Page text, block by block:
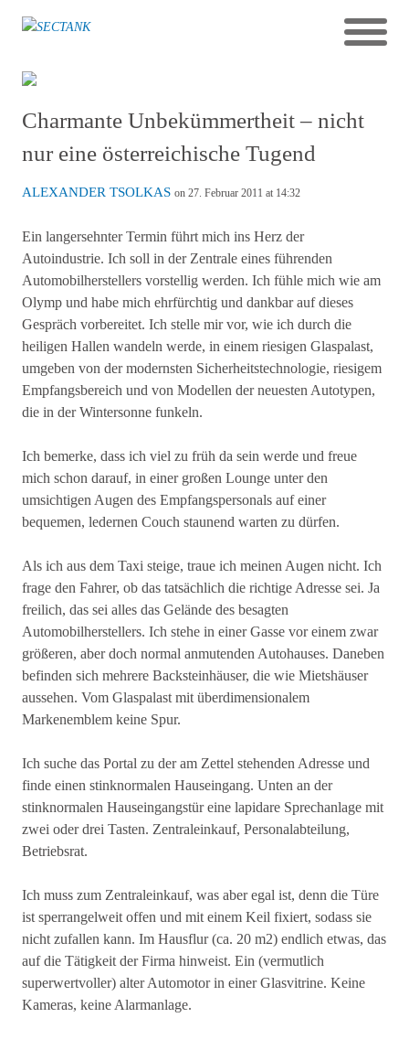
Charmante Unbekümmertheit – nicht
nur eine österreichische Tugend
ALEXANDER TSOLKAS on 27. Februar 2011 at 14:32
Ein langersehnter Termin führt mich ins Herz der
Autoindustrie. Ich soll in der Zentrale eines führenden
Automobilherstellers vorstellig werden. Ich fühle mich wie am
Olymp und habe mich ehrfürchtig und dankbar auf dieses
Gespräch vorbereitet. Ich stelle mir vor, wie ich durch die
heiligen Hallen wandeln werde, in einem riesigen Glaspalast,
umgeben von der modernsten Sicherheitstechnologie, riesigem
Empfangsbereich und von Modellen der neuesten Autotypen,
die in der Wintersonne funkeln.
Ich bemerke, dass ich viel zu früh da sein werde und freue
mich schon darauf, in einer großen Lounge unter den
umsichtigen Augen des Empfangspersonals auf einer
bequemen, ledernen Couch staunend warten zu dürfen.
Als ich aus dem Taxi steige, traue ich meinen Augen nicht. Ich
frage den Fahrer, ob das tatsächlich die richtige Adresse sei. Ja
freilich, das sei alles das Gelände des besagten
Automobilherstellers. Ich stehe in einer Gasse vor einem zwar
größeren, aber doch normal anmutenden Autohauses. Daneben
befinden sich mehrere Backsteinhäuser, die wie Mietshäuser
aussehen. Vom Glaspalast mit überdimensionalem
Markenemblem keine Spur.
Ich suche das Portal zu der am Zettel stehenden Adresse und
finde einen stinknormalen Hauseingang. Unten an der
stinknormalen Hauseingangstür eine lapidare Sprechanlage mit
zwei oder drei Tasten. Zentraleinkauf, Personalabteilung,
Betriebsrat.
Ich muss zum Zentraleinkauf, was aber egal ist, denn die Türe
ist sperrangelweit offen und mit einem Keil fixiert, sodass sie
nicht zufallen kann. Im Hausflur (ca. 20 m2) endlich etwas, das
auf die Tätigkeit der Firma hinweist. Ein (vermutlich
superwertvoller) alter Automotor in einer Glasvitrine. Keine
Kameras, keine Alarmanlage.